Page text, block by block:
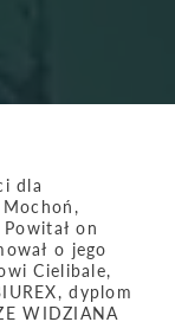
dla
on
o jego
Cielibale,
dyplom
WIDZIANA